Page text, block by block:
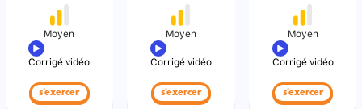
Moyen
Corrigé vidéo
s'exercer
Moyen
Corrigé vidéo
s'exercer
Moyen
Corrigé vidéo
s'exercer